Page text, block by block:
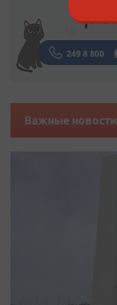
Важные новости